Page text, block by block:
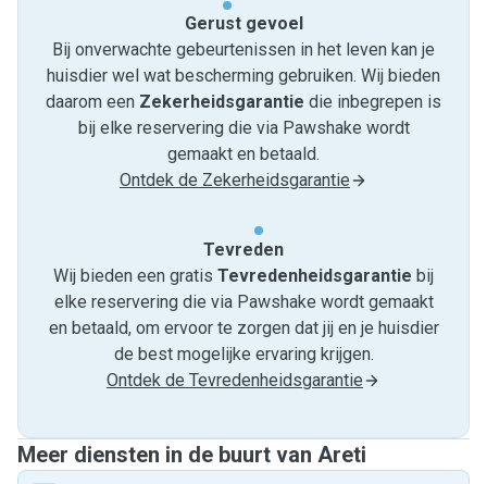
Gerust gevoel
Bij onverwachte gebeurtenissen in het leven kan je
huisdier wel wat bescherming gebruiken. Wij bieden
daarom een Zekerheidsgarantie die inbegrepen is
bij elke reservering die via Pawshake wordt
gemaakt en betaald.
Ontdek de Zekerheidsgarantie
Tevreden
Wij bieden een gratis Tevredenheids­garantie bij
elke reservering die via Pawshake wordt gemaakt
en betaald, om ervoor te zorgen dat jij en je huisdier
de best mogelijke ervaring krijgen.
Ontdek de Tevredenheidsgarantie
Meer diensten in de buurt van Areti